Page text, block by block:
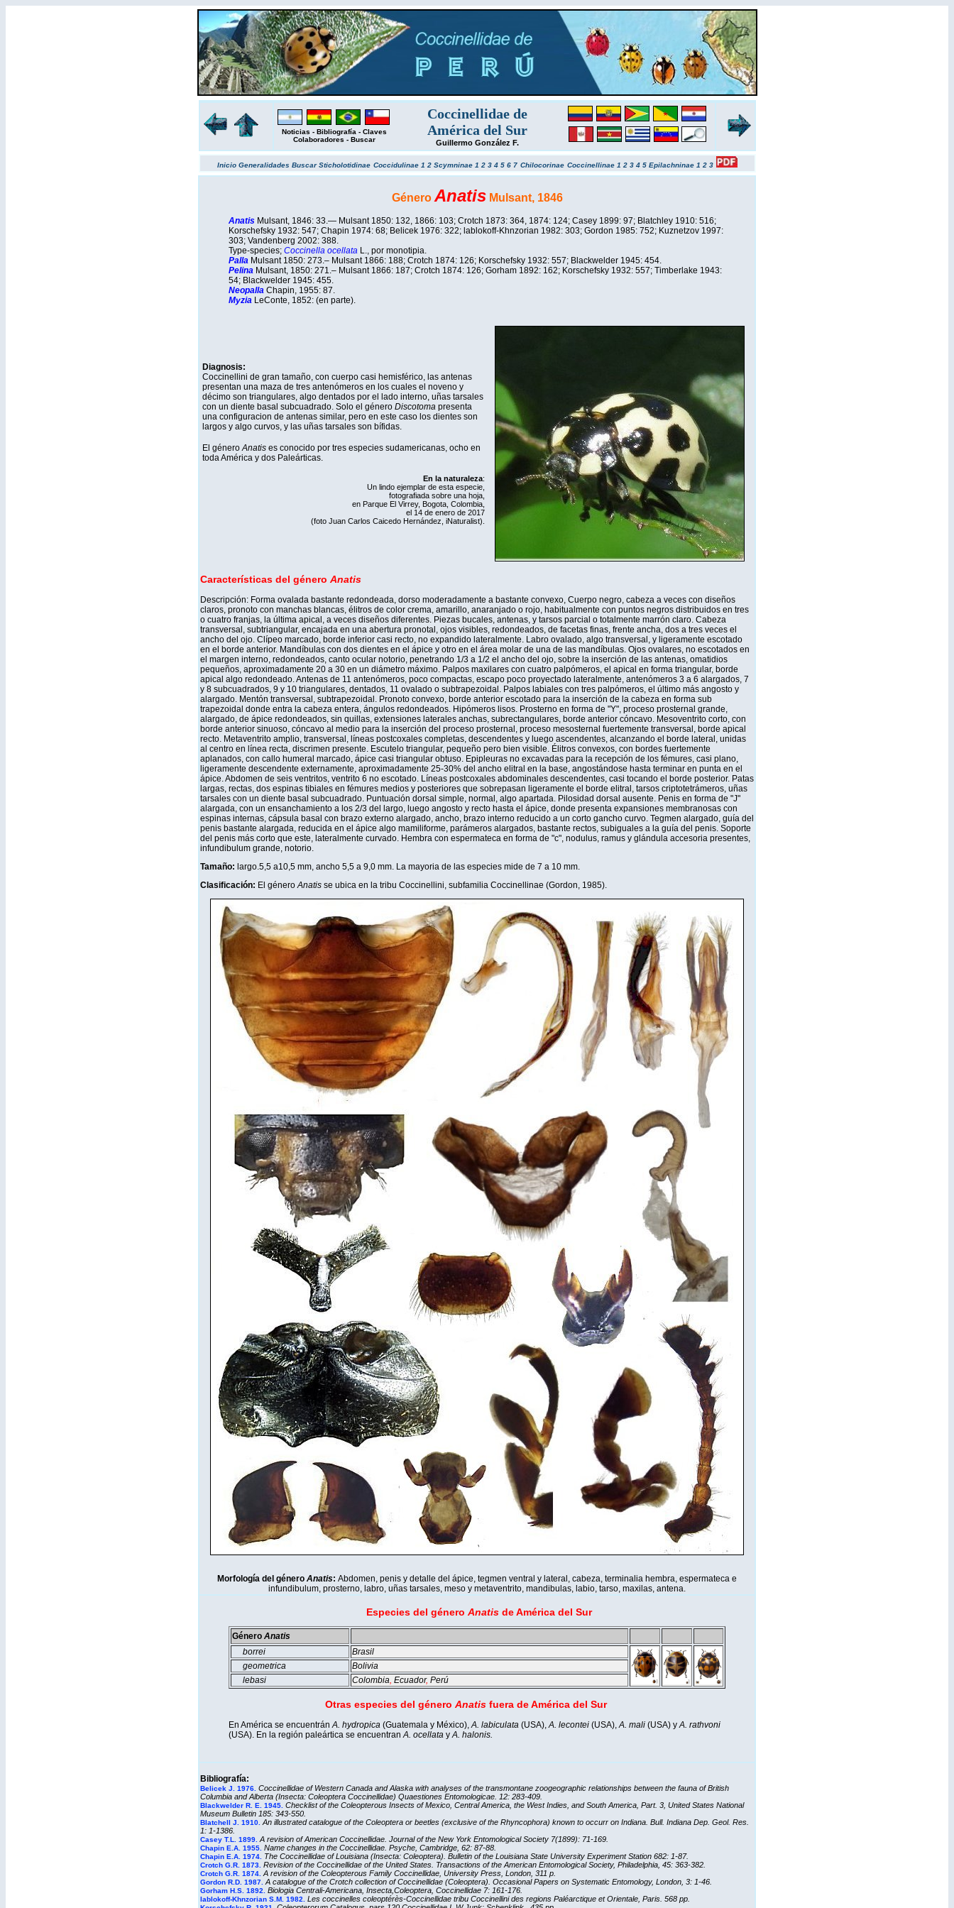
Noticias - Bibliografía - Claves
Colaboradores - Buscar
Coccinellidae de
América del Sur
Guillermo González F.
Inicio Generalidades BuscarSticholotidinae Coccidulinae 1 2 Scymninae 1 2 3 4 5 6 7 Chilocorinae Coccinellinae 1 2 3 4 5 Epilachninae 1 2 3
Género Anatis Mulsant, 1846
Anatis Mulsant, 1846: 33.— Mulsant 1850: 132, 1866: 103; Crotch 1873: 364, 1874: 124; Casey 1899: 97; Blatchley 1910: 516;
Korschefsky 1932: 547; Chapin 1974: 68; Belicek 1976: 322; lablokoff-Khnzorian 1982: 303; Gordon 1985: 752; Kuznetzov 1997:
303; Vandenberg 2002: 388.
Type-species; Coccinella ocellata L., por monotipia.
Palla Mulsant 1850: 273.‒ Mulsant 1866: 188; Crotch 1874: 126; Korschefsky 1932: 557; Blackwelder 1945: 454.
Pelina Mulsant, 1850: 271.‒ Mulsant 1866: 187; Crotch 1874: 126; Gorham 1892: 162; Korschefsky 1932: 557; Timberlake 1943:
54; Blackwelder 1945: 455.
Neopalla Chapin, 1955: 87.
Myzia LeConte, 1852: (en parte).
Diagnosis:
Coccinellini de gran tamaño, con cuerpo casi hemisférico, las antenas
presentan una maza de tres antenómeros en los cuales el noveno y
décimo son triangulares, algo dentados por el lado interno, uñas tarsales
con un diente basal subcuadrado. Solo el género Discotoma presenta
una configuracion de antenas similar, pero en este caso los dientes son
largos y algo curvos, y las uñas tarsales son bífidas.
El géneroAnatis es conocido por tres especies sudamericanas, ocho en
toda América y dos Paleárticas.
En la naturaleza:
Un lindo ejemplar de esta especie,
fotografiada sobre una hoja,
en Parque El Virrey, Bogota, Colombia,
el 14 de enero de 2017
(foto Juan Carlos Caicedo Hernández, iNaturalist).
Características del género Anatis
Descripción: Forma ovalada bastante redondeada, dorso moderadamente a bastante convexo, Cuerpo negro, cabeza a veces con diseños
claros, pronoto con manchas blancas, élitros de color crema, amarillo, anaranjado o rojo, habitualmente con puntos negros distribuidos en tres
o cuatro franjas, la última apical, a veces diseños diferentes. Piezas bucales, antenas, y tarsos parcial o totalmente marrón claro. Cabeza
transversal, subtriangular, encajada en una abertura pronotal, ojos visibles, redondeados, de facetas finas, frente ancha, dos a tres veces el
ancho del ojo. Clípeo marcado, borde inferior casi recto, no expandido lateralmente. Labro ovalado, algo transversal, y ligeramente escotado
en el borde anterior. Mandíbulas con dos dientes en el ápice y otro en el área molar de una de las mandíbulas. Ojos ovalares, no escotados en
el margen interno, redondeados, canto ocular notorio, penetrando 1/3 a 1/2 el ancho del ojo, sobre la inserción de las antenas, omatidios
pequeños, aproximadamente 20 a 30 en un diámetro máximo. Palpos maxilares con cuatro palpómeros, el apical en forma triangular, borde
apical algo redondeado. Antenas de 11 antenómeros, poco compactas, escapo poco proyectado lateralmente, antenómeros 3 a 6 alargados, 7
y 8 subcuadrados, 9 y 10 triangulares, dentados, 11 ovalado o subtrapezoidal. Palpos labiales con tres palpómeros, el último más angosto y
alargado. Mentón transversal, subtrapezoidal. Pronoto convexo, borde anterior escotado para la inserción de la cabeza en forma sub
trapezoidal donde entra la cabeza entera, ángulos redondeados. Hipómeros lisos. Prosterno en forma de "Y", proceso prosternal grande,
alargado, de ápice redondeados, sin quillas, extensiones laterales anchas, subrectangulares, borde anterior cóncavo. Mesoventrito corto, con
borde anterior sinuoso, cóncavo al medio para la inserción del proceso prosternal, proceso mesosternal fuertemente transversal, borde apical
recto. Metaventrito amplio, transversal, líneas postcoxales completas, descendentes y luego ascendentes, alcanzando el borde lateral, unidas
al centro en línea recta, discrimen presente. Escutelo triangular, pequeño pero bien visible. Élitros convexos, con bordes fuertemente
aplanados, con callo humeral marcado, ápice casi triangular obtuso. Epipleuras no excavadas para la recepción de los fémures, casi plano,
ligeramente descendente externamente, aproximadamente 25-30% del ancho elitral en la base, angostándose hasta terminar en punta en el
ápice. Abdomen de seis ventritos, ventrito 6 no escotado. Líneas postcoxales abdominales descendentes, casi tocando el borde posterior. Patas
largas, rectas, dos espinas tibiales en fémures medios y posteriores que sobrepasan ligeramente el borde elitral, tarsos criptotetrámeros, uñas
tarsales con un diente basal subcuadrado. Puntuación dorsal simple, normal, algo apartada. Pilosidad dorsal ausente. Penis en forma de "J"
alargada, con un ensanchamiento a los 2/3 del largo, luego angosto y recto hasta el ápice, donde presenta expansiones membranosas con
espinas internas, cápsula basal con brazo externo alargado, ancho, brazo interno reducido a un corto gancho curvo. Tegmen alargado, guía del
penis bastante alargada, reducida en el ápice algo mamiliforme, parámeros alargados, bastante rectos, subiguales a la guía del penis. Soporte
del penis más corto que este, lateralmente curvado. Hembra con espermateca en forma de "c", nodulus, ramus y glándula accesoria presentes,
infundibulum grande, notorio.
Tamaño: largo.5,5 a10,5 mm, ancho 5,5 a 9,0 mm. La mayoria de las especies mide de 7 a 10 mm.
Clasificación: El géneroAnatis se ubica en la tribu Coccinellini, subfamilia Coccinellinae (Gordon, 1985).
Morfología del género Anatis: Abdomen, penis y detalle del ápice, tegmen ventral y lateral, cabeza, terminalia hembra, espermateca e
infundibulum, prosterno, labro, uñas tarsales, meso y metaventrito, mandibulas, labio, tarso, maxilas, antena.
Especies del género Anatis de América del Sur
Género Anatis
borrei
Brasil
geometrica
Bolivia
lebasi
Colombia, Ecuador, Perú
Otras especies del género Anatis fuera de América del Sur
En América se encuentránA. hydropica (Guatemala y México),A. labiculata (USA),A. lecontei (USA),A. mali (USA) yA. rathvoni
(USA). En la región paleártica se encuentranA. ocellata yA. halonis.
Bibliografía:
Belicek J. 1976. Coccinellidae of Western Canada and Alaska with analyses of the transmontane zoogeographic relationships between the fauna of British
Columbia and Alberta (Insecta: Coleoptera Coccinellidae) Quaestiones Entomologicae. 12: 283-409.
Blackwelder R. E. 1945. Checklist of the Coleopterous Insects of Mexico, Central America, the West Indies, and South America, Part. 3, United States National
Museum Bulletin 185: 343-550.
Blatchell J. 1910. An illustrated catalogue of the Coleoptera or beetles (exclusive of the Rhyncophora) known to occurr on Indiana. Bull. Indiana Dep. Geol. Res.
1: 1-1386.
Casey T.L. 1899. A revision of American Coccinellidae. Journal of the New York Entomological Society 7(1899): 71-169.
Chapin E.A. 1955. Name changes in the Coccinellidae. Psyche, Cambridge, 62: 87-88.
Chapin E.A. 1974. The Coccinellidae of Louisiana (Insecta: Coleoptera). Bulletin of the Louisiana State University Experiment Station 682: 1-87.
Crotch G.R. 1873. Revision of the Coccinellidae of the United States. Transactions of the American Entomological Society, Philadelphia, 45: 363-382.
Crotch G.R. 1874. A revision of the Coleopterous Family Coccinellidae, University Press, London, 311 p.
Gordon R.D. 1987. A catalogue of the Crotch collection of Coccinellidae (Coleoptera). Occasional Papers on Systematic Entomology, London, 3: 1-46.
Gorham H.S. 1892. Biologia Centrali-Americana, Insecta,Coleoptera, Coccinellidae 7: 161-176.
Iablokoff-Khnzorian S.M. 1982. Les coccinelles coleoptérès-Coccinellidae tribu Coccinellini des regions Paléarctique et Orientale, Paris. 568 pp.